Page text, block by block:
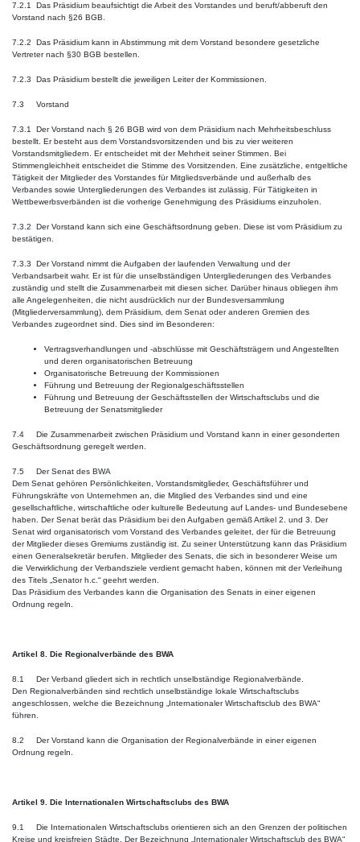
7.2.1 Das Präsidium beaufsichtigt die Arbeit des Vorstandes und beruft/abberuft den
Vorstand nach §26 BGB.
7.2.2 Das Präsidium kann in Abstimmung mit dem Vorstand besondere gesetzliche
Vertreter nach §30 BGB bestellen.
7.2.3 Das Präsidium bestellt die jeweiligen Leiter der Kommissionen.
7.3 Vorstand
7.3.1 Der Vorstand nach § 26 BGB wird von dem Präsidium nach Mehrheitsbeschluss
bestellt. Er besteht aus dem Vorstandsvorsitzenden und bis zu vier weiteren
Vorstandsmitgliedern. Er entscheidet mit der Mehrheit seiner Stimmen. Bei
Stimmengleichheit entscheidet die Stimme des Vorsitzenden. Eine zusätzliche, entgeltliche
Tätigkeit der Mitglieder des Vorstandes für Mitgliedsverbände und außerhalb des
Verbandes sowie Untergliederungen des Verbandes ist zulässig. Für Tätigkeiten in
Wettbewerbsverbänden ist die vorherige Genehmigung des Präsidiums einzuholen.
7.3.2 Der Vorstand kann sich eine Geschäftsordnung geben. Diese ist vom Präsidium zu
bestätigen.
7.3.3 Der Vorstand nimmt die Aufgaben der laufenden Verwaltung und der
Verbandsarbeit wahr. Er ist für die unselbständigen Untergliederungen des Verbandes
zuständig und stellt die Zusammenarbeit mit diesen sicher. Darüber hinaus obliegen ihm
alle Angelegenheiten, die nicht ausdrücklich nur der Bundesversammlung
(Mitgliederversammlung), dem Präsidium, dem Senat oder anderen Gremien des
Verbandes zugeordnet sind. Dies sind im Besonderen:
Vertragsverhandlungen und -abschlüsse mit Geschäftsträgern und Angestellten
und deren organisatorischen Betreuung
Organisatorische Betreuung der Kommissionen
Führung und Betreuung der Regionalgeschäftsstellen
Führung und Betreuung der Geschäftsstellen der Wirtschaftsclubs und die
Betreuung der Senatsmitglieder
7.4 Die Zusammenarbeit zwischen Präsidium und Vorstand kann in einer gesonderten
Geschäftsordnung geregelt werden.
7.5 Der Senat des BWA
Dem Senat gehören Persönlichkeiten, Vorstandsmitglieder, Geschäftsführer und
Führungskräfte von Unternehmen an, die Mitglied des Verbandes sind und eine
gesellschaftliche, wirtschaftliche oder kulturelle Bedeutung auf Landes- und Bundesebene
haben. Der Senat berät das Präsidium bei den Aufgaben gemäß Artikel 2. und 3. Der
Senat wird organisatorisch vom Vorstand des Verbandes geleitet, der für die Betreuung
der Mitglieder dieses Gremiums zuständig ist. Zu seiner Unterstützung kann das Präsidium
einen Generalsekretär berufen. Mitglieder des Senats, die sich in besonderer Weise um
die Verwirklichung der Verbandsziele verdient gemacht haben, können mit der Verleihung
des Titels „Senator h.c.“ geehrt werden.
Das Präsidium des Verbandes kann die Organisation des Senats in einer eigenen
Ordnung regeln.
Artikel 8. Die Regionalverbände des BWA
8.1 Der Verband gliedert sich in rechtlich unselbständige Regionalverbände.
Den Regionalverbänden sind rechtlich unselbständige lokale Wirtschaftsclubs
angeschlossen, welche die Bezeichnung „Internationaler Wirtschaftsclub des BWA“
führen.
8.2 Der Vorstand kann die Organisation der Regionalverbände in einer eigenen
Ordnung regeln.
Artikel 9. Die Internationalen Wirtschaftsclubs des BWA
9.1 Die Internationalen Wirtschaftsclubs orientieren sich an den Grenzen der politischen
Kreise und kreisfreien Städte. Der Bezeichnung „Internationaler Wirtschaftsclub des BWA“